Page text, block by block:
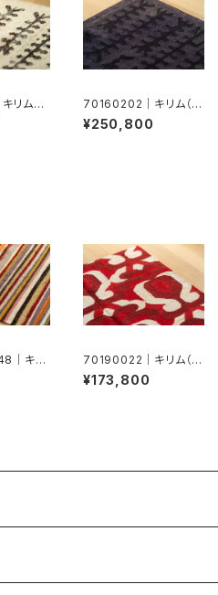
ム（ド
70160202｜キリム（ド
ホク）
¥250,800
｜キリ
70190022｜キリム（ド
ホク）
¥173,800